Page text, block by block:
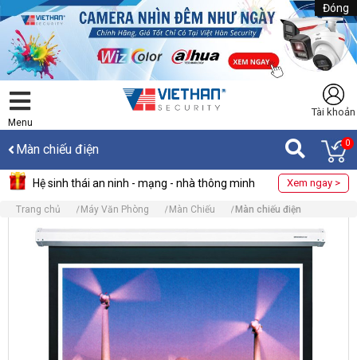
Đóng
Menu
Tài khoản
Màn chiếu điện 0
Hệ sinh thái an ninh - mạng - nhà thông minh Xem ngay >
Trang chủ Máy Văn Phòng Màn Chiếu Màn chiếu điện